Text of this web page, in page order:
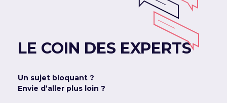
LE COIN DES EXPERTS
Un sujet bloquant ?
Envie d’aller plus loin ?